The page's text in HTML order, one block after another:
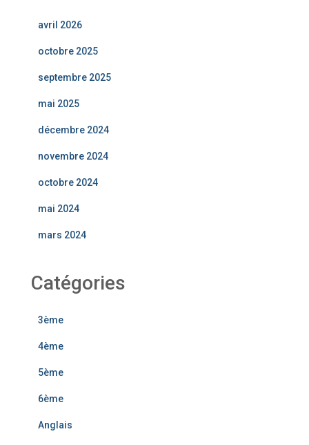
avril 2026
octobre 2025
septembre 2025
mai 2025
décembre 2024
novembre 2024
octobre 2024
mai 2024
mars 2024
Catégories
3ème
4ème
5ème
6ème
Anglais